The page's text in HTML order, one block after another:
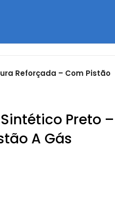
Reforçada – Com Pistão
Preto –
A Gás